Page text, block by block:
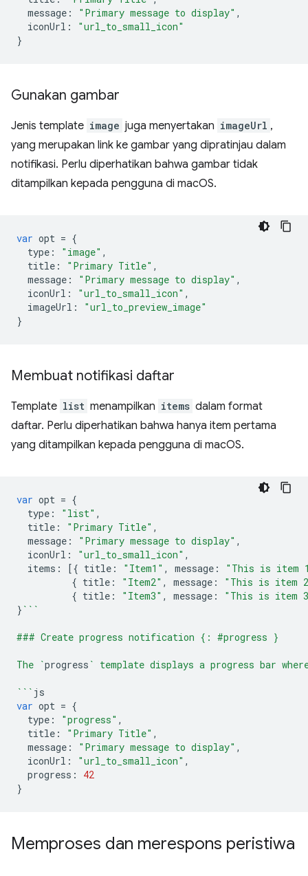
message : "Primary message to display" ,
iconUrl :
"url_to_small_icon"
}
Gunakan gambar
Jenis template image juga menyertakan imageUrl ,
yang merupakan link ke gambar yang dipratinjau dalam
notifikasi. Perlu diperhatikan bahwa gambar tidak
ditampilkan kepada pengguna di macOS.
var opt = {
type : "image" ,
title : "Primary Title" ,
message : "Primary message to display" ,
iconUrl : "url_to_small_icon" ,
imageUrl :
"url_to_preview_image"
}
Membuat notifikasi daftar
Template list menampilkan items dalam format
daftar. Perlu diperhatikan bahwa hanya item pertama
yang ditampilkan kepada pengguna di macOS.
var opt = {
type : "list" ,
title : "Primary Title" ,
message : "Primary message to display" ,
iconUrl : "url_to_small_icon" ,
items : [{ title : "Item1" , message :
"This is item
{ title : "Item2" , message :
"This is item
{ title : "Item3" , message :
"This is item
} ```
### Create progress notification {: #progress }
The `progress ` template displays a progress bar
``` js
var opt = {
type : "progress" ,
title : "Primary Title" ,
message : "Primary message to display" ,
iconUrl : "url_to_small_icon" ,
progress :
42
}
Memproses dan merespons peristiwa